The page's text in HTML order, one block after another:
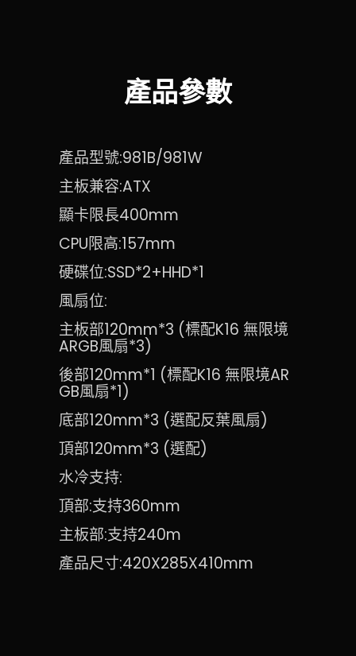
產品參數
產品型號:981B/981W
主板兼容:ATX
顯卡限長400mm
CPU限高:157mm
硬碟位:SSD*2+HHD*1
風扇位:
主板部120mm*3 (標配K16 無限境
ARGB風扇*3)
後部120mm*1 (標配K16 無限境AR
GB風扇*1)
底部120mm*3 (選配反葉風扇)
頂部120mm*3 (選配)
水冷支持:
頂部:支持360mm
主板部:支持240m
產品尺寸:420X285X410mm